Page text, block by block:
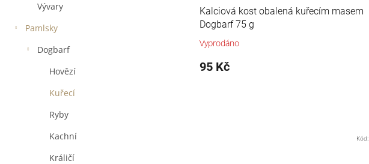
Vývary
Pamlsky
Dogbarf
Hovězí
Kuřecí
Ryby
Kachní
Králičí
Kalciová kost obalená kuřecím masem
Dogbarf 75 g
Vyprodáno
95 Kč
Kód: